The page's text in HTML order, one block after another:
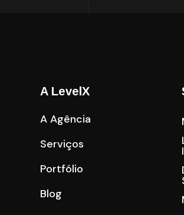
A LevelX
A Agência
Serviços
Portfólio
Blog